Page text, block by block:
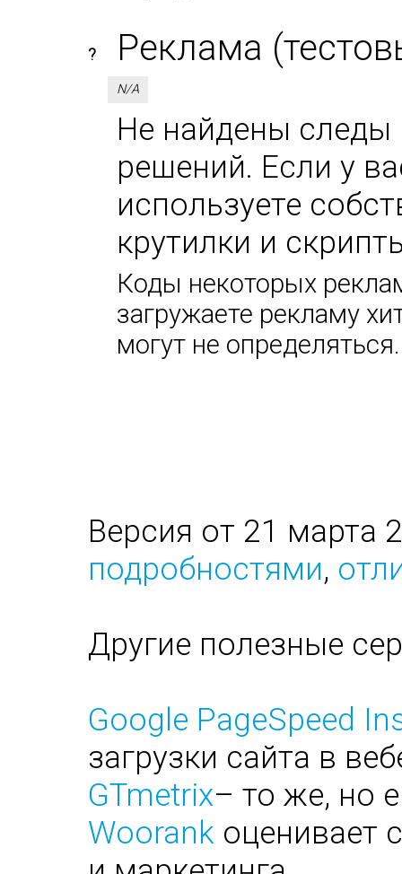
? Реклама
N/A
Не найдены следы
решений. Если у
используете
крутилки и
Коды некоторых
загружаете рекламу
могут не определяться.
Версия от 21 марта
подробностями,
Другие полезные
Google PageSpeed
загрузки сайта в
GTmetrix– то же, но
Woorank оценивает